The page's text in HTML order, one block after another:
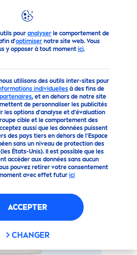
pouranalyser le comportement de
d'optimiser notre site web. Vous
y opposer à tout moment ici.
utilisons des outils inter-sites pour
individuelles à des fins de
, et en dehors de notre site
de personnaliser les publicités
les options d'analyse et d'évaluation
cible et le comportement des
aussi que les données puissent
des pays tiers en dehors de l'Espace
sans un niveau de protection des
États-Unis). Il est possible que les
accéder aux données sans aucun
pouvez retirer votre consentement
avec effet futur ici
ACCEPTER
CHANGER
HYDRA